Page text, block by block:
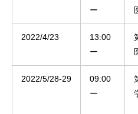
ー
2022/4/23
13:00
ー
2022/5/28-29
09:00
ー